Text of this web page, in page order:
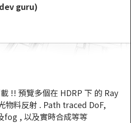
guru)
!! 預覽多個在 HDRP 下 的 Ray
物料反射 . Path traced DoF,
, 以及實時合成等等